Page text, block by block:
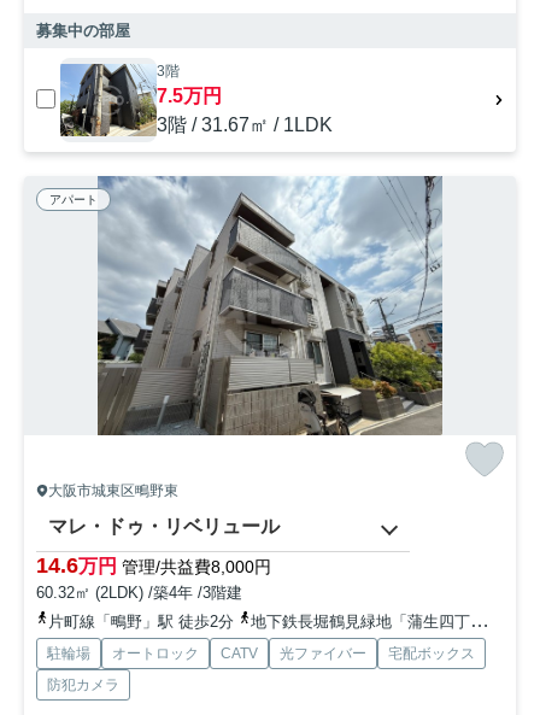
募集中の部屋
3階
7.5万円
3階 / 31.67㎡ / 1LDK
アパート
大阪市城東区鴫野東
マレ・ドゥ・リベリュール
14.6万円 管理/共益費8,000円
60.32㎡ (2LDK) /築4年 /3階建
片町線「鴫野」駅 徒歩2分
地下鉄長堀鶴見緑地「蒲生四丁目」駅 徒歩9分
駐輪場 オートロック CATV 光ファイバー
宅配ボックス
防犯カメラ